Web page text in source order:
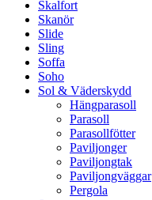
Skalfort
Skanör
Slide
Sling
Soffa
Soho
Sol & Väderskydd
Hängparasoll
Parasoll
Parasollfötter
Paviljonger
Paviljongtak
Paviljongväggar
Pergola